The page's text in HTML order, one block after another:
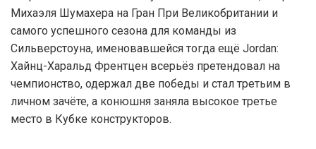
Михаэля Шумахера на Гран При Великобритании и
самого успешного сезона для команды из
Сильверстоуна, именовавшейся тогда ещё Jordan:
Хайнц-Харальд Френтцен всерьёз претендовал на
чемпионство, одержал две победы и стал третьим в
личном зачёте, а конюшня заняла высокое третье
место в Кубке конструкторов.